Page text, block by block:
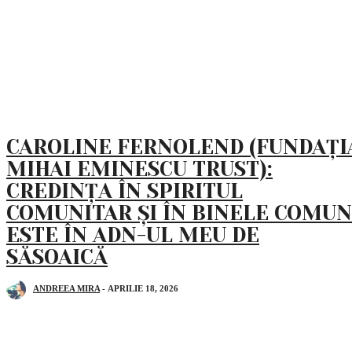
CAROLINE FERNOLEND
MIHAI EMINESCU TRUST):
CREDINȚA ÎN SPIRITUL
COMUNITAR ȘI ÎN BINELE COMUN
ESTE ÎN ADN-UL MEU DE
SĂSOAICĂ
ANDREEA MIRA - APRILIE 18, 2026